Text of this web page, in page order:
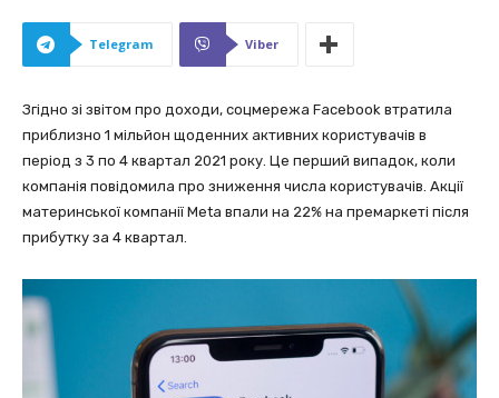
Telegram Viber
Згідно зі звітом про доходи, соцмережа Facebook втратила
приблизно 1 мільйон щоденних активних користувачів в
період з 3 по 4 квартал 2021 року. Це перший випадок, коли
компанія повідомила про зниження числа користувачів. Акції
материнської компанії Meta впали на 22% на премаркеті після
прибутку за 4 квартал.